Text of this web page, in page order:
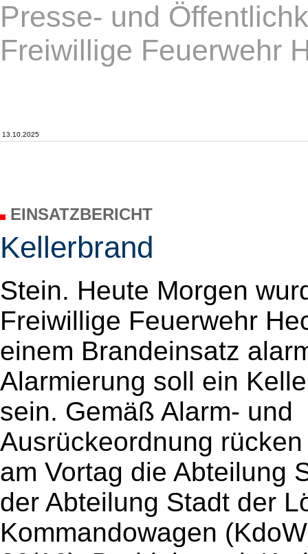
Presse- und
Freiwillige Feuerwehr
13.10.2025
EINSATZBERICHT
Kellerbrand
Stein. Heute Morgen
Freiwillige Feuerwehr
einem Brandeinsatz
Alarmierung soll ein
sein. Gemäß Alarm- und
Ausrückeordnung
am Vortag die Abteilung
der Abteilung Stadt der
Kommandowagen